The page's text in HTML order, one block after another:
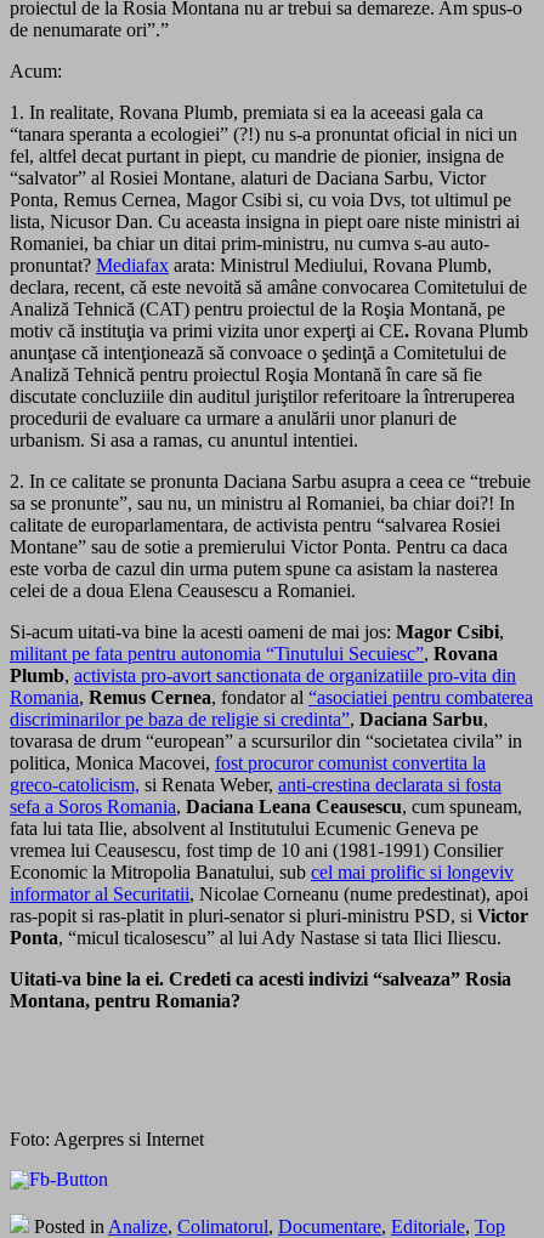
proiectul de la Rosia Montana nu ar trebui sa demareze. Am spus-o
de nenumarate ori”.”
Acum:
1. In realitate, Rovana Plumb, premiata si ea la aceeasi gala ca
“tanara speranta a ecologiei” (?!) nu s-a pronuntat oficial in nici un
fel, altfel decat purtant in piept, cu mandrie de pionier, insigna de
“salvator” al Rosiei Montane, alaturi de Daciana Sarbu, Victor
Ponta, Remus Cernea, Magor Csibi si, cu voia Dvs, tot ultimul pe
lista, Nicusor Dan. Cu aceasta insigna in piept oare niste ministri ai
Romaniei, ba chiar un ditai prim-ministru, nu cumva s-au auto-
pronuntat? Mediafax arata: Ministrul Mediului, Rovana Plumb,
declara, recent, că este nevoită să amâne convocarea Comitetului de
Analiză Tehnică (CAT) pentru proiectul de la Roşia Montană, pe
motiv că instituţia va primi vizita unor experţi ai CE. Rovana Plumb
anunţase că intenţionează să convoace o şedinţă a Comitetului de
Analiză Tehnică pentru proiectul Roşia Montană în care să fie
discutate concluziile din auditul juriştilor referitoare la întreruperea
procedurii de evaluare ca urmare a anulării unor planuri de
urbanism. Si asa a ramas, cu anuntul intentiei.
2. In ce calitate se pronunta Daciana Sarbu asupra a ceea ce “trebuie
sa se pronunte”, sau nu, un ministru al Romaniei, ba chiar doi?! In
calitate de europarlamentara, de activista pentru “salvarea Rosiei
Montane” sau de sotie a premierului Victor Ponta. Pentru ca daca
este vorba de cazul din urma putem spune ca asistam la nasterea
celei de a doua Elena Ceausescu a Romaniei.
Si-acum uitati-va bine la acesti oameni de mai jos: Magor Csibi,
militant pe fata pentru autonomia “Tinutului Secuiesc”, Rovana
Plumb, activista pro-avort sanctionata de organizatiile pro-vita din
Romania, Remus Cernea, fondator al “asociatiei pentru combaterea
discriminarilor pe baza de religie si credinta”, Daciana Sarbu,
tovarasa de drum “european” a scursurilor din “societatea civila” in
politica, Monica Macovei, fost procuror comunist convertita la
greco-catolicism, si Renata Weber, anti-crestina declarata si fosta
sefa a Soros Romania, Daciana Leana Ceausescu, cum spuneam,
fata lui tata Ilie, absolvent al Institutului Ecumenic Geneva pe
vremea lui Ceausescu, fost timp de 10 ani (1981-1991) Consilier
Economic la Mitropolia Banatului, sub cel mai prolific si longeviv
informator al Securitatii, Nicolae Corneanu (nume predestinat), apoi
ras-popit si ras-platit in pluri-senator si pluri-ministru PSD, si Victor
Ponta, “micul ticalosescu” al lui Ady Nastase si tata Ilici Iliescu.
Uitati-va bine la ei. Credeti ca acesti indivizi “salveaza” Rosia
Montana, pentru Romania?
Foto: Agerpres si Internet
Posted in Analize, Colimatorul, Documentare, Editoriale, Top